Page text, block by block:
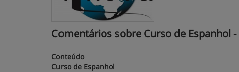
Comentários sobre Curso de Espanhol
Conteúdo
Curso de Espanhol